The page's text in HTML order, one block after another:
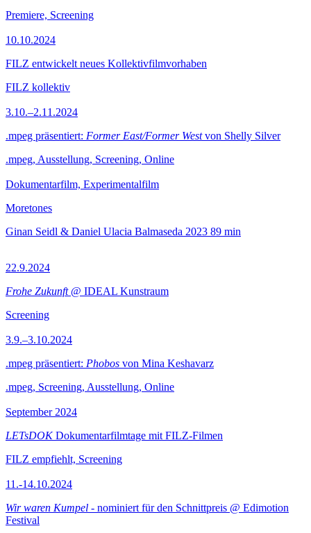
Premiere, Screening
10.10.2024
FILZ entwickelt neues Kollektivfilmvorhaben
FILZ kollektiv
3.10.–2.11.2024
.mpeg präsentiert: Former East/Former Westvon Shelly Silver
.mpeg, Ausstellung, Screening, Online
Dokumentarfilm, Experimentalfilm
Moretones
Ginan Seidl & Daniel Ulacia Balmaseda 2023 89 min
22.9.2024
Frohe Zukunft@ IDEAL Kunstraum
Screening
3.9.–3.10.2024
.mpeg präsentiert: Phobos von Mina Keshavarz
.mpeg, Screening, Ausstellung, Online
September 2024
LETsDOKDokumentarfilmtage mit FILZ-Filmen
FILZ empfiehlt, Screening
11.-14.10.2024
Wir waren Kumpel - nominiert für den Schnittpreis @ Edimotion
Festival